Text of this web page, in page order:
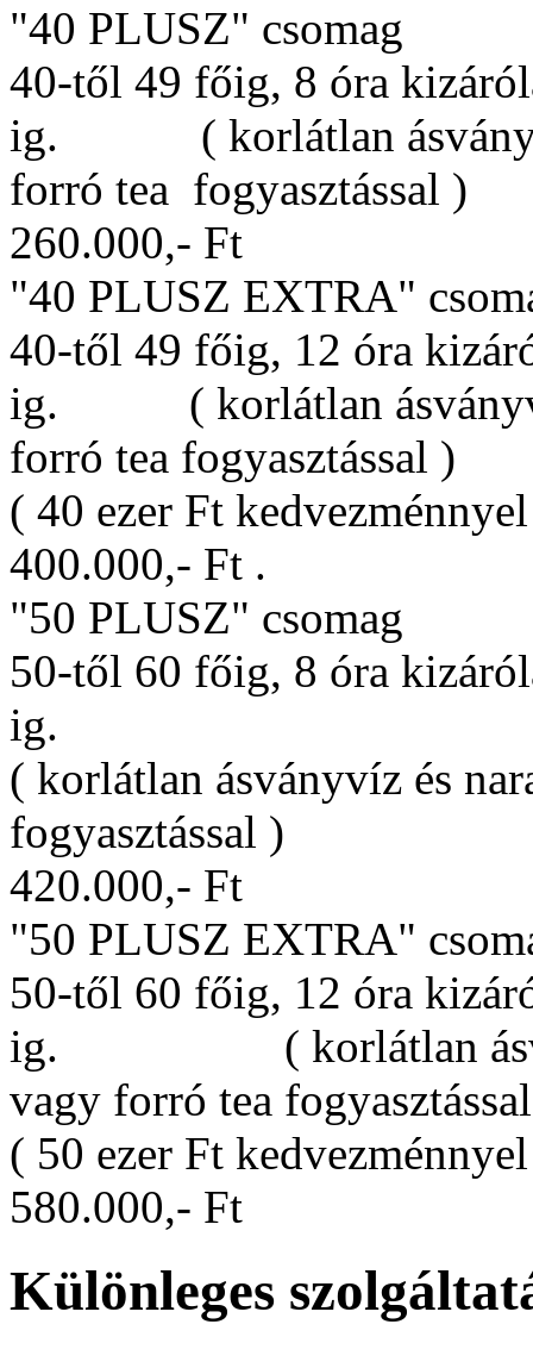
"40 PLUSZ" csomag
40-től 49 főig, 8 óra
ig. ( korlátlan ásványvíz
forró tea fogyasztással )
260.000,- Ft
"40 PLUSZ EXTRA"
40-től 49 főig, 12 óra
ig. ( korlátlan ásványvíz
forró tea fogyasztással )
( 40 ezer Ft
400.000,- Ft .
"50 PLUSZ" csomag
50-től 60 főig, 8 óra
ig.
( korlátlan ásványvíz és
fogyasztással )
420.000,- Ft
"50 PLUSZ EXTRA"
50-től 60 főig, 12 óra
ig. ( korlátlan
vagy forró tea
( 50 ezer Ft
580.000,- Ft
Különleges